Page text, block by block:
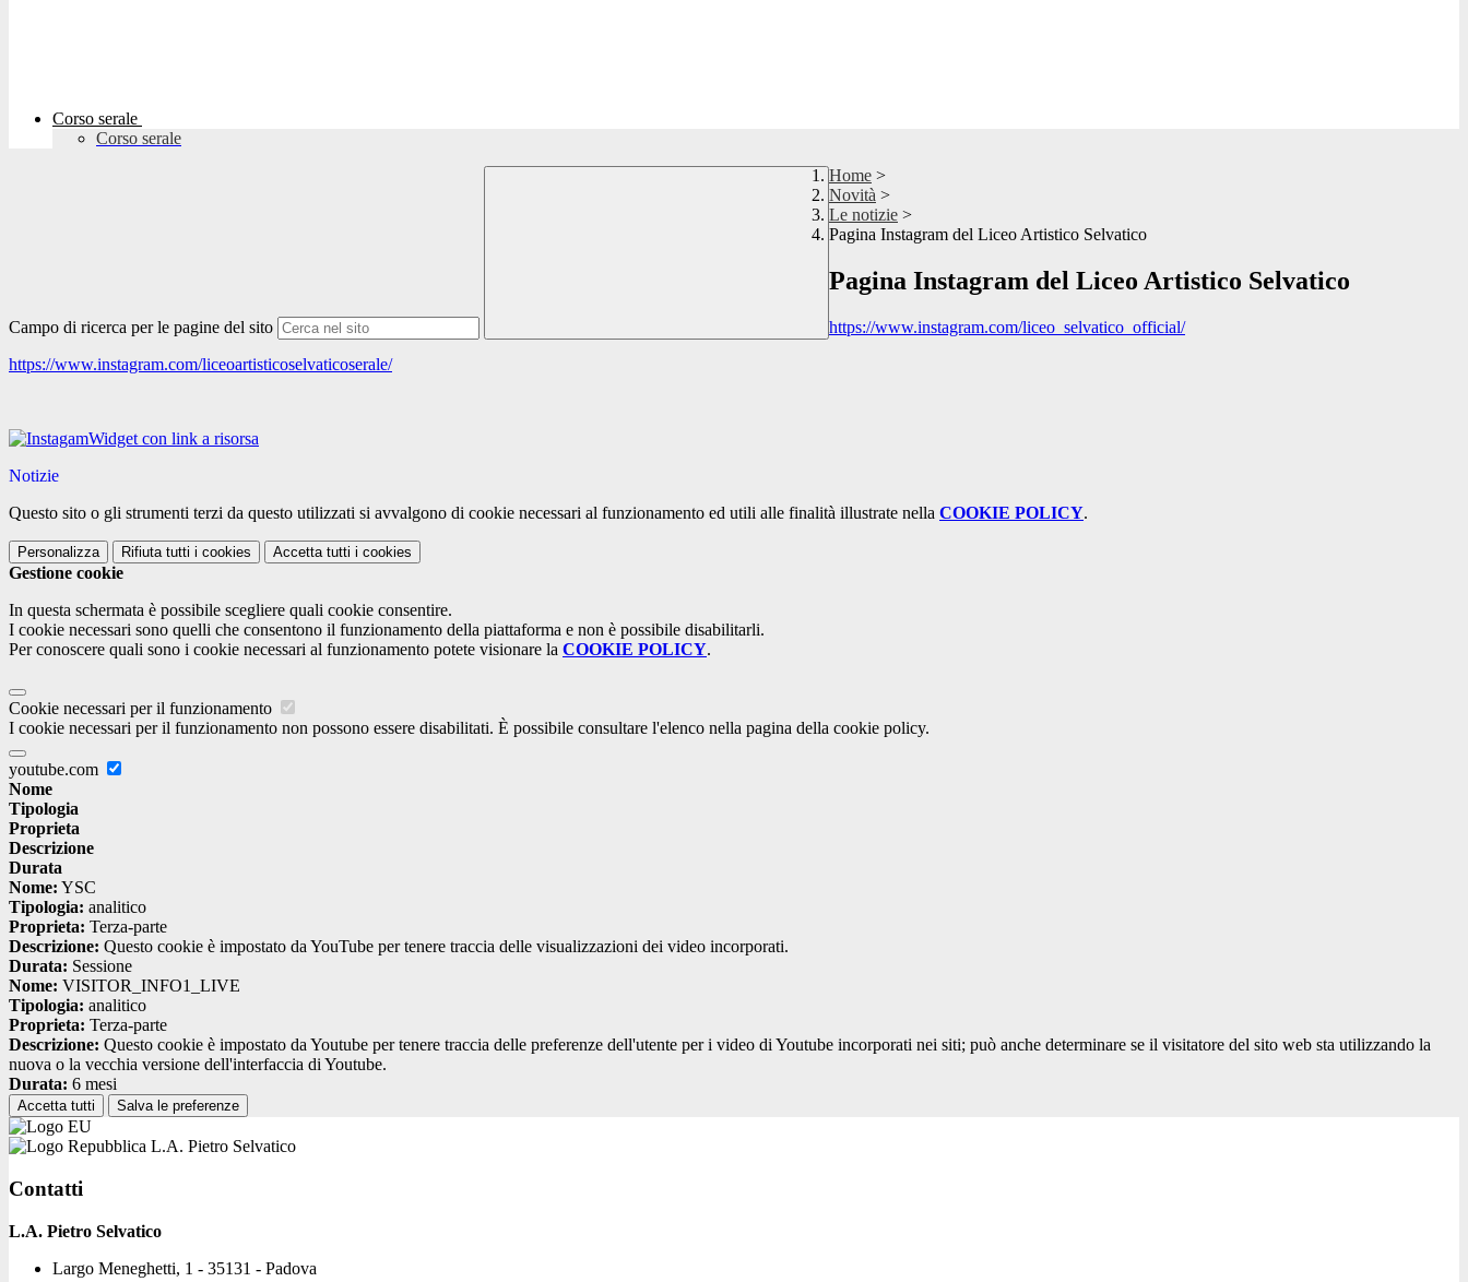
Corso serale
Corso serale
Campo di ricerca per le pagine del sito
Home >
Novità >
Le notizie >
Pagina Instagram del Liceo Artistico Selvatico
Pagina Instagram del Liceo Artistico Selvatico
https://www.instagram.com/liceo_selvatico_official/
https://www.instagram.com/liceoartisticoselvaticoserale/
Widget con link a risorsa
Notizie
Questo sito o gli strumenti terzi da questo utilizzati si avvalgono di cookie necessari al funzionamento ed utili alle finalità illustrate nella COOKIE POLICY.
Personalizza Rifiuta tutti i cookies Accetta tutti i cookies
Gestione cookie
In questa schermata è possibile scegliere quali cookie consentire.
I cookie necessari sono quelli che consentono il funzionamento della piattaforma e non è possibile disabilitarli.
Per conoscere quali sono i cookie necessari al funzionamento potete visionare la COOKIE POLICY.
Cookie necessari per il funzionamento
I cookie necessari per il funzionamento non possono essere disabilitati. È possibile consultare l'elenco nella pagina della cookie policy.
youtube.com
Nome
Tipologia
Proprieta
Descrizione
Durata
Nome: YSC
Tipologia: analitico
Proprieta: Terza-parte
Descrizione: Questo cookie è impostato da YouTube per tenere traccia delle visualizzazioni dei video incorporati.
Durata: Sessione
Nome: VISITOR_INFO1_LIVE
Tipologia: analitico
Proprieta: Terza-parte
Descrizione: Questo cookie è impostato da Youtube per tenere traccia delle preferenze dell'utente per i video di Youtube incorporati nei siti; può anche determinare se il visitatore del sito web sta utilizzando la
nuova o la vecchia versione dell'interfaccia di Youtube.
Durata: 6 mesi
Accetta tutti Salva le preferenze
L.A. Pietro Selvatico
Contatti
L.A. Pietro Selvatico
Largo Meneghetti, 1 - 35131 - Padova